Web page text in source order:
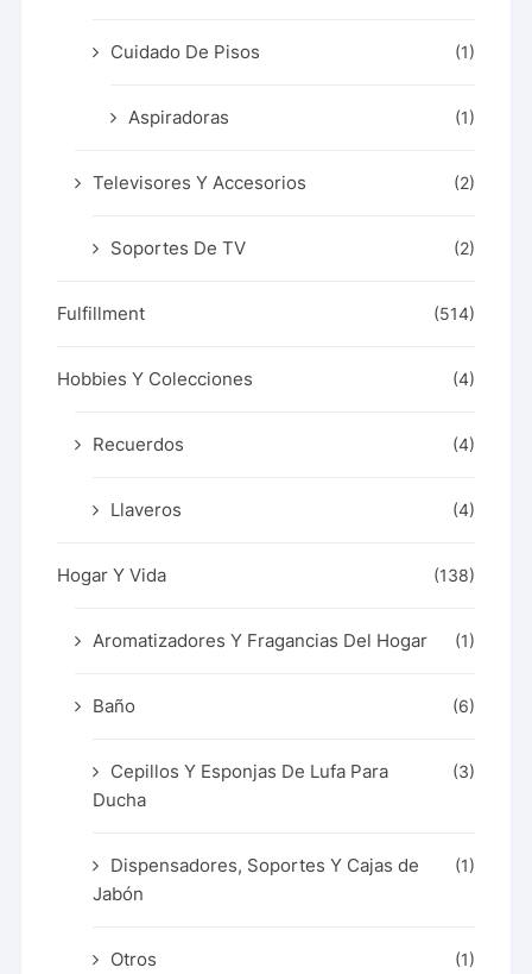
Cuidado De Pisos (1)
Aspiradoras (1)
Televisores Y Accesorios (2)
Soportes De TV (2)
Fulfillment (514)
Hobbies Y Colecciones (4)
Recuerdos (4)
Llaveros (4)
Hogar Y Vida (138)
Aromatizadores Y Fragancias Del Hogar (1)
Baño (6)
Cepillos Y Esponjas De Lufa Para
Ducha
(3)
Dispensadores, Soportes Y Cajas de
Jabón
(1)
Otros (1)